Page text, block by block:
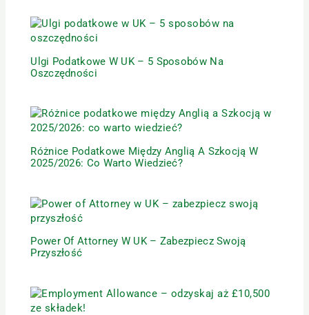
Ulgi Podatkowe W UK – 5 Sposobów Na
Oszczędności
Różnice Podatkowe Między Anglią A Szkocją W
2025/2026: Co Warto Wiedzieć?
Power Of Attorney W UK – Zabezpiecz Swoją
Przyszłość